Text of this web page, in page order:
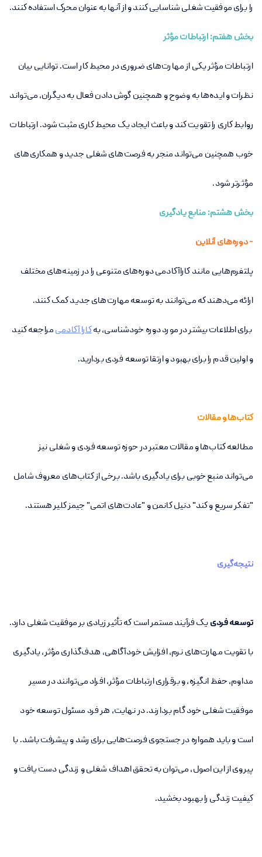
را برای موفقیت شغلی شناسایی کنند و از آنها به عنوان محرک استفاده کنند.
بخش هفتم: ارتباطات مؤثر
ارتباطات مؤثر یکی از مهارت‌های ضروری در محیط کار است. توانایی بیان
نظرات و ایده‌ها به وضوح و همچنین گوش دادن فعال به دیگران، می‌تواند
روابط کاری را تقویت کند و باعث ایجاد یک محیط کاری مثبت شود. ارتباطات
خوب همچنین می‌تواند منجر به فرصت‌های شغلی جدید و همکاری‌های
مؤثرتر شود.
بخش هشتم: منابع یادگیری
- دوره‌های آنلاین
پلتفرم‌هایی مانند کاراآکادمیدوره‌های متنوعی را در زمینه‌های مختلف
ارائه می‌دهند که می‌توانند به توسعه مهارت‌های جدید کمک کنند.
برای اطلاعات بیشتر در مورد دوره خودشناسی، بهکارا آکادمیمراجعه کنید
و اولین قدم را برای بهبود و ارتقا توسعه فردی بردارید.
کتاب‌ها و مقالات
مطالعه کتاب‌ها و مقالات معتبر در حوزه توسعه فردی و شغلی نیز
می‌تواند منبع خوبی برای یادگیری باشد. برخی از کتاب‌های معروف شامل
"تفکر سریع و کند" دنیل کانمن و "عادت‌های اتمی" جیمز کلیر هستند.
نتیجه‌گیری
توسعه فردییک فرآیند مستمر است که تأثیر زیادی بر موفقیت شغلی دارد.
با تقویت مهارت‌های نرم، افزایش خودآگاهی، هدف‌گذاری مؤثر، یادگیری
مداوم، حفظ انگیزه، و برقراری ارتباطات مؤثر، افراد می‌توانند در مسیر
موفقیت شغلی خود گام بردارند. در نهایت، هر فرد مسئول توسعه خود
است و باید همواره در جستجوی فرصت‌هایی برای رشد و پیشرفت باشد. با
پیروی از این اصول، می‌توان به تحقق اهداف شغلی و زندگی دست یافت و
کیفیت زندگی را بهبود بخشید.